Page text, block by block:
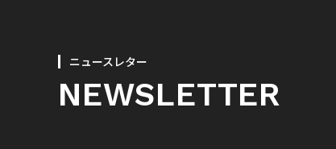
ニュースレター
NEWSLETTER